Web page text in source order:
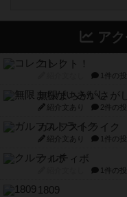
ア
コレクト！
1件の投
無限まちがいさがし
紹介文あり 2件の投
ガルフストライク
紹介文あり 1件の投
クルティボ
1件の投
1809